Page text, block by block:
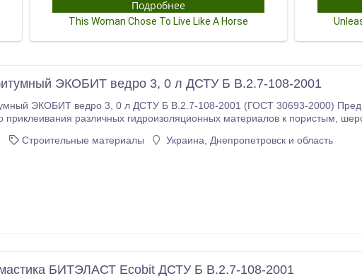
ЭКОБИТ ведро 3, 0 л ДСТУ Б В.2.7-108-2001
ЭКОБИТ ведро 3, 0 л ДСТУ Б В.2.7-108-2001 (ГОСТ 30693-2000)
различных гидроизоляционных материалов к пористым, шероховатым и пыльным поверхностям
следует перемешать; — обладает хорошей прилипаемостью к
Строительные материалы Украина, Днепропетровск и область
БИТЭЛАСТ Ecobit ДСТУ Б В.2.7-108-2001